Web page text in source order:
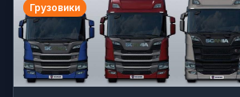
Грузовики